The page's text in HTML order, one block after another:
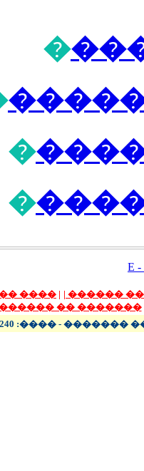
�
�
�
E
�����
|
|
�����
�� �������
����� - ���� - ��������